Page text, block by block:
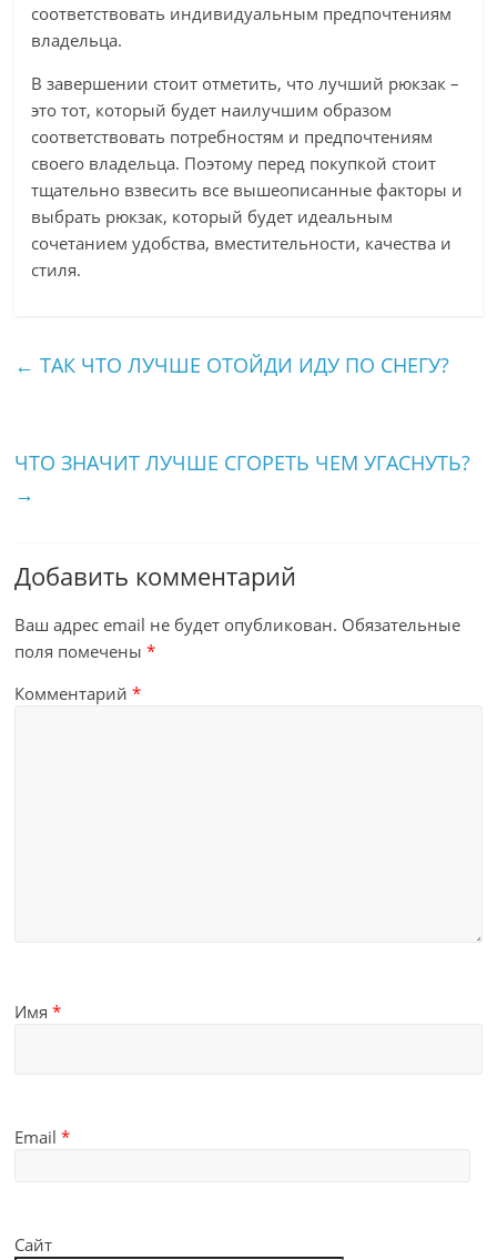
соответствовать индивидуальным предпочтениям
владельца.
В завершении стоит отметить, что лучший рюкзак –
это тот, который будет наилучшим образом
соответствовать потребностям и предпочтениям
своего владельца. Поэтому перед покупкой стоит
тщательно взвесить все вышеописанные факторы и
выбрать рюкзак, который будет идеальным
сочетанием удобства, вместительности, качества и
стиля.
← ТАК ЧТО ЛУЧШЕ ОТОЙДИ ИДУ ПО СНЕГУ?
ЧТО ЗНАЧИТ ЛУЧШЕ СГОРЕТЬ ЧЕМ УГАСНУТЬ?
→
Добавить комментарий
Ваш адрес email не будет опубликован. Обязательные
поля помечены*
Комментарий*
Имя*
Email*
Сайт